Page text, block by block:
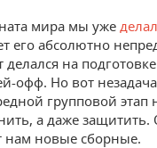
мира мы уже
его абсолютно
делался на
офф. Но вот
групповой
а даже
нам новые сборные.